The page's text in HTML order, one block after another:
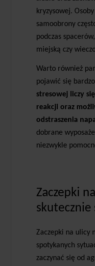
kryzysowej.
samoobrony
podczas
miejską czy
Warto również
pojawić się bardzo
stresowej liczy
reakcji oraz
odstraszenia
dobrane
niezwykle
Zaczepki
skutecznie
Zaczepki na ulicy
spotykanych
zaczynać się od